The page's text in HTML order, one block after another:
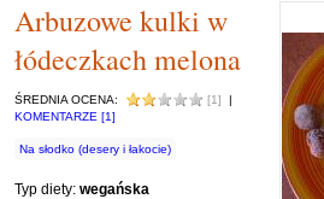
Arbuzowe kulki w
łódeczkach melona
ŚREDNIA OCENA: [1]
|
KOMENTARZE [1]
Na słodko (desery i łakocie)
Typ diety: wegańska